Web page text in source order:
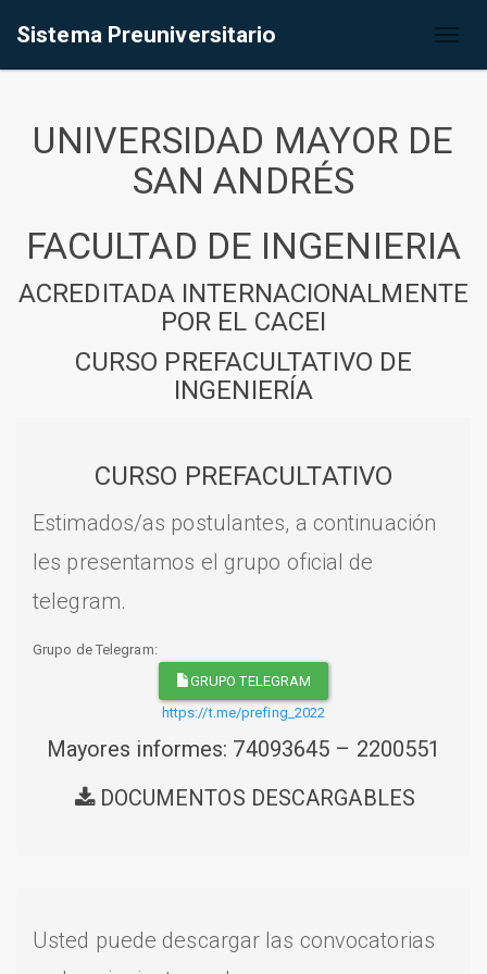
Sistema Preuniversitario
UNIVERSIDAD MAYOR DE
SAN ANDRÉS
FACULTAD DE INGENIERIA
ACREDITADA INTERNACIONALMENTE
POR EL CACEI
CURSO PREFACULTATIVO DE
INGENIERÍA
CURSO PREFACULTATIVO
Estimados/as postulantes, a continuación
les presentamos el grupo oficial de
telegram.
Grupo de Telegram:
GRUPO TELEGRAM
https://t.me/prefing_2022
Mayores informes: 74093645 – 2200551
DOCUMENTOS DESCARGABLES
Usted puede descargar las convocatorias